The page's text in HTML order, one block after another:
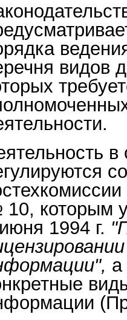
видов
которым
1994 г.
а